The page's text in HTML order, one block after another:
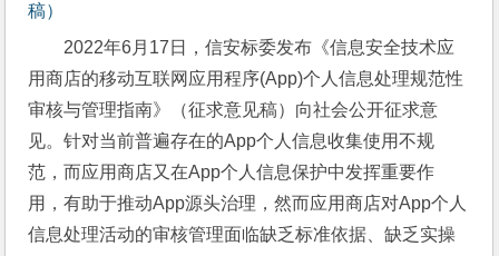
稿）
2022年6月17日，信安标委发布《信息安全技术应
用商店的移动互联网应用程序(App)个人信息处理规范性
审核与管理指南》（征求意见稿）向社会公开征求意
见。针对当前普遍存在的App个人信息收集使用不规
范，而应用商店又在App个人信息保护中发挥重要作
用，有助于推动App源头治理，然而应用商店对App个人
信息处理活动的审核管理面临缺乏标准依据、缺乏实操